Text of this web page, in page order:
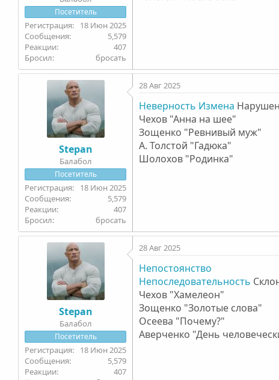
Посетитель
18 Июн 2025
5,579
407
Бросил
бросать
Stepan
Балабол
Посетитель
18 Июн 2025
5,579
407
Бросил
бросать
28 Авг 2025
Неверность Измена
Чехов "Анна на шее"
Зощенко "Ревнивый муж"
А. Толстой "Гадюка"
Шолохов "Родинка"
Stepan
Балабол
Посетитель
18 Июн 2025
5,579
407
28 Авг 2025
Непостоянство
Непоследовательность
Чехов "Хамелеон"
Зощенко "Золотые слова"
Осеева "Почему?"
Аверченко "День